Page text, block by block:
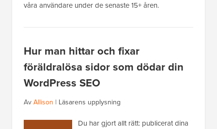
våra användare under de senaste 15+ åren.
Hur man hittar och fixar
föräldralösa sidor som dödar din
WordPress SEO
Av Allison | Läsarens upplysning
Du har gjort allt rätt: publicerat dina